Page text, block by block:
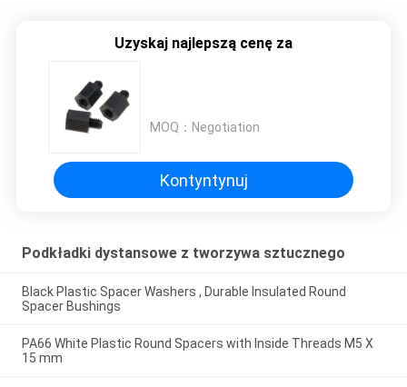
Uzyskaj najlepszą cenę za
MOQ： Negotiation
Kontyntynuj
Podkładki dystansowe z tworzywa sztucznego
Black Plastic Spacer Washers , Durable Insulated Round
Spacer Bushings
PA66 White Plastic Round Spacers with Inside Threads M5 X
15 mm